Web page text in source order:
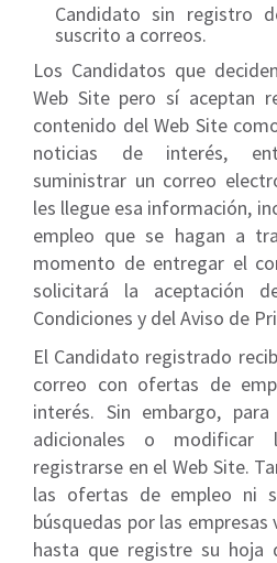
Candidato sin registro
suscrito a correos.
Los Candidatos que
Web Site pero sí aceptan
contenido del Web Site
noticias de interés,
suministrar un correo
les llegue esa información,
empleo que se hagan a
momento de entregar el
solicitará la aceptación
Condiciones y del Aviso de
El Candidato registrado
correo con ofertas de
interés. Sin embargo,
adicionales o modificar
registrarse en el Web Site.
las ofertas de empleo ni
búsquedas por las empresas
hasta que registre su hoja